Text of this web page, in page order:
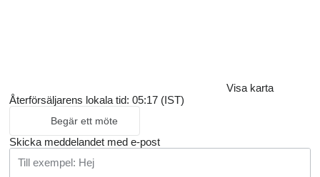
Visa karta
Återförsäljarens lokala tid: 05:17 (IST)
Begär ett möte
Skicka meddelandet med e-post